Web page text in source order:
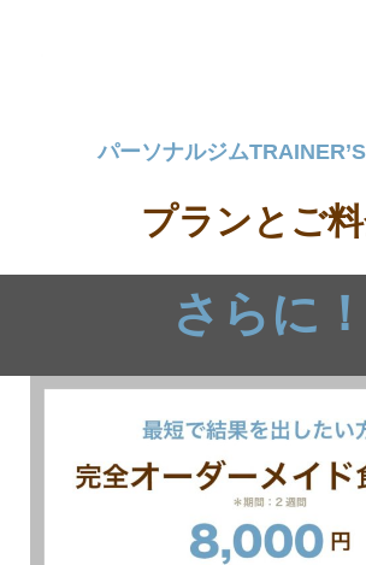
パーソナルジム
プランとご
さらに！